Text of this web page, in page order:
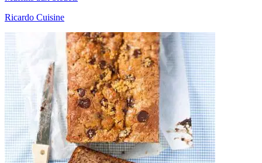
Ricardo Cuisine